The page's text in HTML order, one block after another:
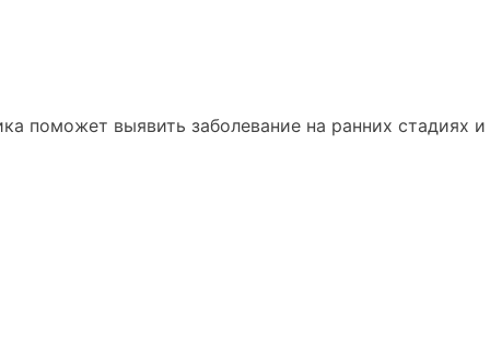
поможет выявить заболевание на ранних стадиях и